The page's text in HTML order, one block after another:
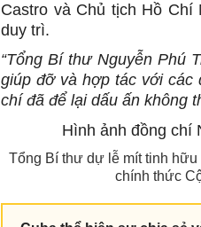
Castro và Chủ tịch Hồ
duy trì.
“Tổng Bí thư Nguyễn Phú
giúp đỡ và hợp tác với các
chí đã để lại dấu ấn không
Tổng Bí thư dự lễ mít tinh
chính thức